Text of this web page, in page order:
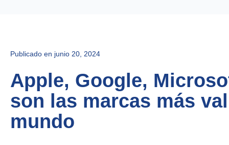
Publicado en junio 20, 2024
Apple, Google,
son las marcas más
mundo